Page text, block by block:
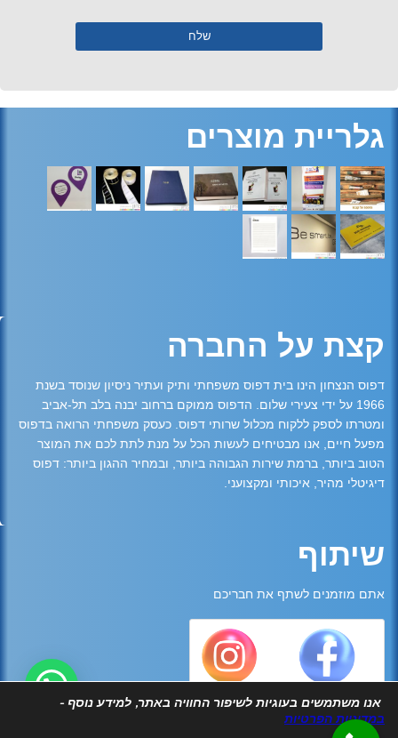
גלריית מוצרים
קצת על החברה
דפוס הנצחון הינו בית דפוס משפחתי ותיק ועתיר ניסיון שנוסד בשנת
1966 על ידי צעירי שלום. הדפוס ממוקם ברחוב יבנה בלב תל-אביב
ומטרתו לספק ללקוח מכלול שרותי דפוס. כעסק משפחתי הרואה בדפוס
מפעל חיים, אנו מבטיחים לעשות הכל על מנת לתת לכם את המוצר
הטוב ביותר, ברמת שירות הגבוהה ביותר, ובמחיר ההגון ביותר: דפוס
דיגיטלי מהיר, איכותי ומקצועני.
שיתוף
אתם מוזמנים לשתף את חבריכם
אנו משתמשים בעוגיות לשיפור החוויה באתר, למידע נוסף -
במדיניות הפרטיות